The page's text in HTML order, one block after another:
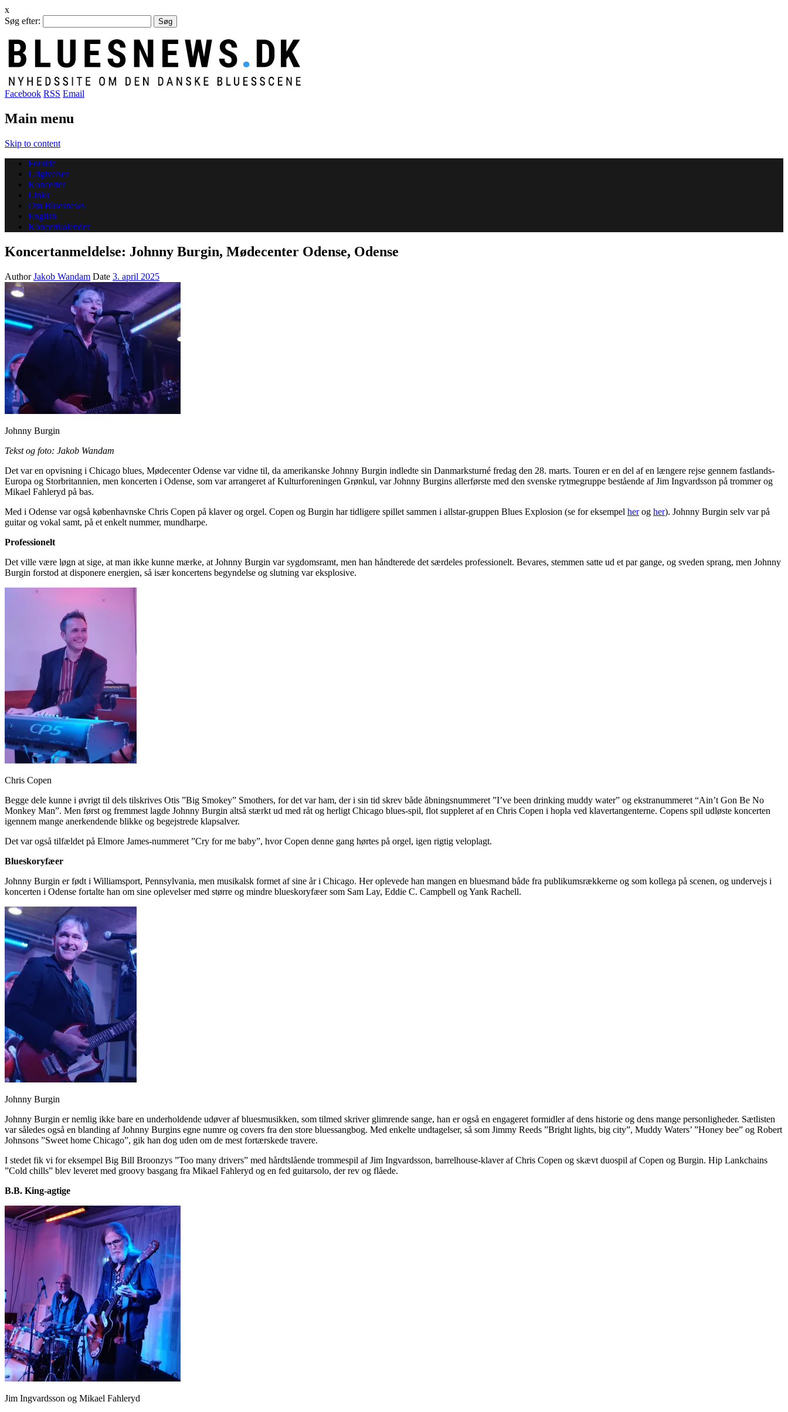
x
Søg efter:
Facebook RSS Email
Main menu
Skip to content
Forside
Udgivelser
Koncerter
Links
Om Bluesnews
English
Koncertkalender
Koncertanmeldelse: Johnny Burgin, Mødecenter Odense, Odense
AuthorJakob Wandam Date 3. april 2025
Johnny Burgin
Tekst og foto: Jakob Wandam
Det var en opvisning i Chicago blues, Mødecenter Odense var vidne til, da amerikanske Johnny Burgin indledte sin Danmarksturné fredag den 28. marts. Touren er en del af en længere rejse gennem fastlands-
Europa og Storbritannien, men koncerten i Odense, som var arrangeret af Kulturforeningen Grønkul, var Johnny Burgins allerførste med den svenske rytmegruppe bestående af Jim Ingvardsson på trommer og
Mikael Fahleryd på bas.
Med i Odense var også københavnske Chris Copen på klaver og orgel. Copen og Burgin har tidligere spillet sammen i allstar-gruppen Blues Explosion (se for eksempel herog her). Johnny Burgin selv var på
guitar og vokal samt, på et enkelt nummer, mundharpe.
Professionelt
Det ville være løgn at sige, at man ikke kunne mærke, at Johnny Burgin var sygdomsramt, men han håndterede det særdeles professionelt. Bevares, stemmen satte ud et par gange, og sveden sprang, men Johnny
Burgin forstod at disponere energien, så især koncertens begyndelse og slutning var eksplosive.
Chris Copen
Begge dele kunne i øvrigt til dels tilskrives Otis ”Big Smokey” Smothers, for det var ham, der i sin tid skrev både åbningsnummeret ”I’ve been drinking muddy water” og ekstranummeret “Ain’t Gon Be No
Monkey Man”. Men først og fremmest lagde Johnny Burgin altså stærkt ud med råt og herligt Chicago blues-spil, flot suppleret af en Chris Copen i hopla ved klavertangenterne. Copens spil udløste koncerten
igennem mange anerkendende blikke og begejstrede klapsalver.
Det var også tilfældet på Elmore James-nummeret ”Cry for me baby”, hvor Copen denne gang hørtes på orgel, igen rigtig veloplagt.
Blueskoryfæer
Johnny Burgin er født i Williamsport, Pennsylvania, men musikalsk formet af sine år i Chicago. Her oplevede han mangen en bluesmand både fra publikumsrækkerne og som kollega på scenen, og undervejs i
koncerten i Odense fortalte han om sine oplevelser med større og mindre blueskoryfæer som Sam Lay, Eddie C. Campbell og Yank Rachell.
Johnny Burgin
Johnny Burgin er nemlig ikke bare en underholdende udøver af bluesmusikken, som tilmed skriver glimrende sange, han er også en engageret formidler af dens historie og dens mange personligheder. Sætlisten
var således også en blanding af Johnny Burgins egne numre og covers fra den store bluessangbog. Med enkelte undtagelser, så som Jimmy Reeds ”Bright lights, big city”, Muddy Waters’ ”Honey bee” og Robert
Johnsons ”Sweet home Chicago”, gik han dog uden om de mest fortærskede travere.
I stedet fik vi for eksempel Big Bill Broonzys ”Too many drivers” med hårdtslående trommespil af Jim Ingvardsson, barrelhouse-klaver af Chris Copen og skævt duospil af Copen og Burgin. Hip Lankchains
”Cold chills” blev leveret med groovy basgang fra Mikael Fahleryd og en fed guitarsolo, der rev og flåede.
B.B. King-agtige
Jim Ingvardsson og Mikael Fahleryd